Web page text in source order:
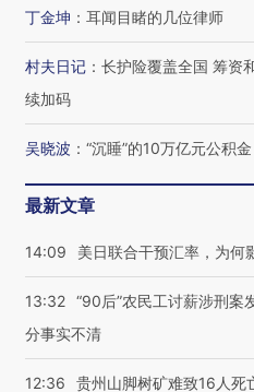
飞行员跨国走私7万
头丸 尿检体内含3种
视线｜被称为“蟑
度Z世代 用街头
育部长拱下台
广】走进第四届链博
让数智科技“链”接产
丁金坤 ： 耳闻目睹的几位律师
村夫日记 ： 长护险覆盖全国 筹资
续加码
吴晓波 ： “沉睡”的10万亿元公积金
最新文章
14:09 美日联合干预汇率，为何
13:32 “90后”农民工讨薪涉刑案
分事实不清
12:36
贵州山脚树矿难致16人死